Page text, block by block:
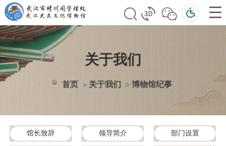
关于我们
首页 > 关于我们 > 博物馆纪事
馆长致辞 领导简介 部门设置